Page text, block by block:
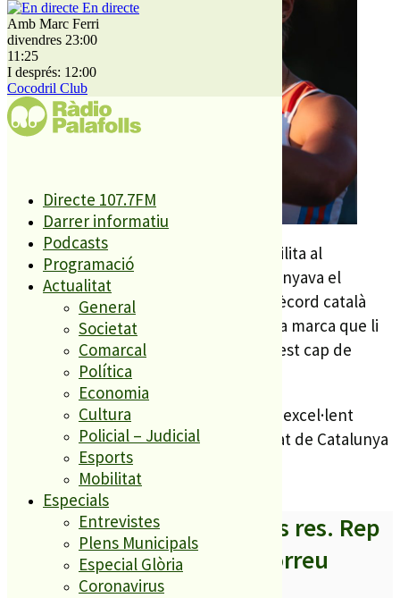
En directe
Amb Marc Ferri
divendres 23:00
11:25
I després: 12:00
Cocodril Club
Directe 107.7FM
Darrer informatiu
Podcasts
Programació
Actualitat
General
Societat
Comarcal
Política
Economia
Cultura
Policial – Judicial
Esports
Mobilitat
Especials
Entrevistes
Plens Municipals
Especial Glòria
Coronavirus
Fa només unes setmanes Paez, que milita al
Diputació València Club Atletisme, guanyava el
campionat de Catalunya marcant un rècord català
saltant 3.76, 15 centímetres més que la marca que li
ha donat el campionat d’Espanya aquest cap de
setmana.
Amb aquesta medalla, Paez tanca una excel·lent
temporada esportiva amb el campionat de Catalunya
i d’Espanya al sarró.
A partir d’ara no et perdis res. Rep
els titulars al teu correu